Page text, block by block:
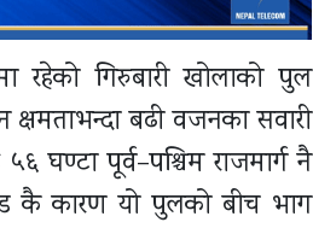
रहेको गिरुबारी खोलाको पुल
क्षमताभन्दा बढी वजनका सवारी
घण्टा पूर्व–पश्चिम राजमार्ग नै
कै कारण यो पुलको बीच भाग